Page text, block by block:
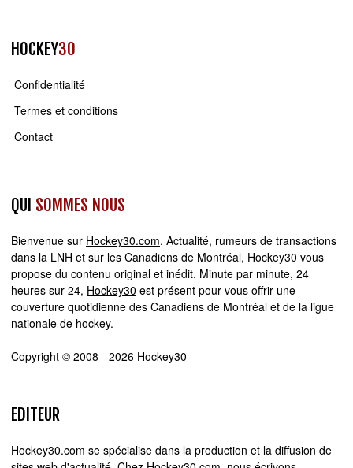
HOCKEY30
Confidentialité
Termes et conditions
Contact
QUI SOMMES NOUS
Bienvenue sur Hockey30.com. Actualité, rumeurs de transactions
dans la LNH et sur les Canadiens de Montréal, Hockey30 vous
propose du contenu original et inédit. Minute par minute, 24
heures sur 24, Hockey30 est présent pour vous offrir une
couverture quotidienne des Canadiens de Montréal et de la ligue
nationale de hockey.
Copyright © 2008 - 2026 Hockey30
EDITEUR
Hockey30.com se spécialise dans la production et la diffusion de